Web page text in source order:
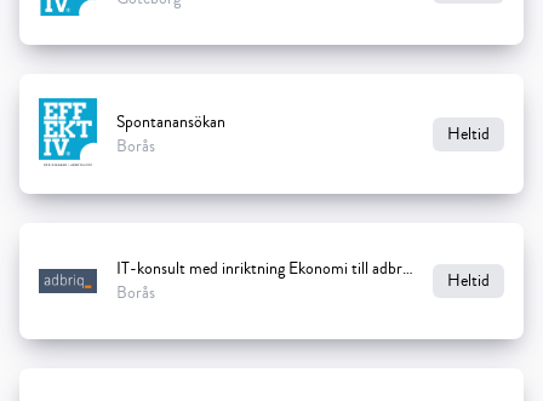
Spontanansökan
Borås
Heltid
IT-konsult med inriktning Ekonomi till adbriq
Borås
Heltid